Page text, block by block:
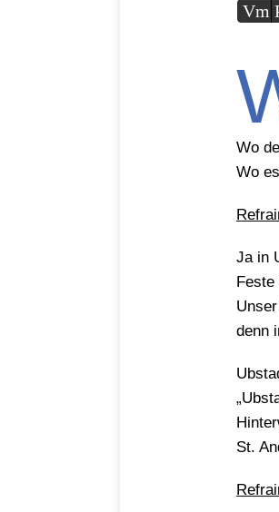
Vm
Wo
Wo
Ja in
Feste
denn
St.